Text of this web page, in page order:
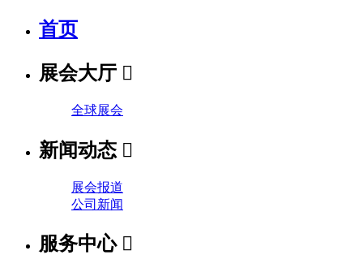
首页
展会大厅 
全球展会
新闻动态 
展会报道
公司新闻
服务中心 